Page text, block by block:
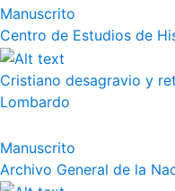
Manuscrito
Centro de Estudios de
Cristiano desagravio y
Lombardo
Manuscrito
Archivo General de la